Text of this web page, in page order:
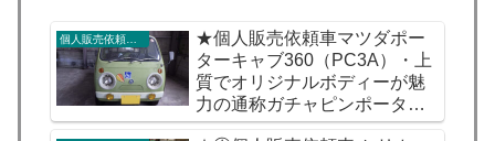
個人販売依頼車輌
★個人販売依頼車マツダポー
ターキャブ360（PC3A）・上
質でオリジナルボディーが魅
力の通称ガチャピンポーター
をいかがですか。